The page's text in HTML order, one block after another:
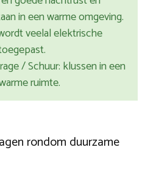
in een warme omgeving.
veelal elektrische
/ Schuur: klussen in een
ruimte.
rondom duurzame